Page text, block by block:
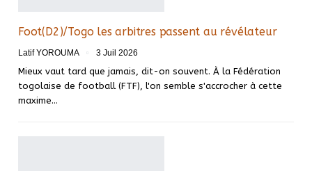
Foot(D2)/Togo les arbitres passent au révélateur
Latif YOROUMA 3 Juil 2026
Mieux vaut tard que jamais, dit-on souvent. À la Fédération
togolaise de football (FTF), l'on semble s'accrocher à cette
maxime…